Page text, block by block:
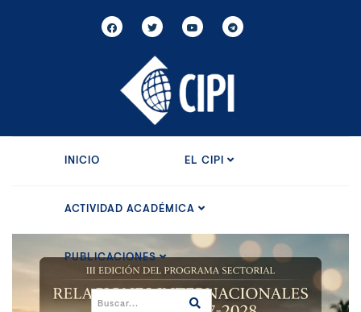
INICIO EL CIPI
ACTIVIDAD ACADÉMICA
PUBLICACIONES